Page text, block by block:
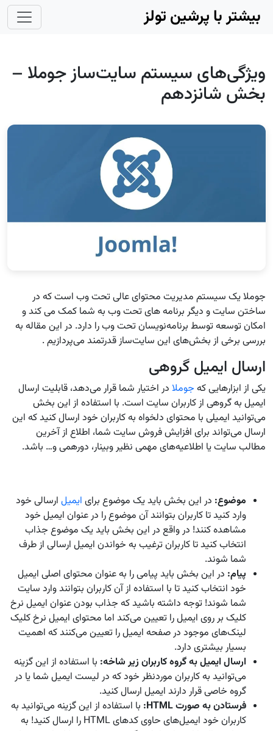
Skip to main content
بیشتر با پرشین تولز
ویژگی‌های سیستم سایت‌ساز جوملا –
بخش شانزدهم
جوملایک سیستم مدیریت محتوای عالی تحت وب است که در
ساختن سایت و دیگر برنامه های تحت وب به شما کمک می کندو
امکان توسعه توسط برنامه‌نویسان تحت وب را دارد. در این مقاله به
بررسی برخی از بخش‌های این سایت‌ساز قدرتمند می‌پردازیم .
ارسال ایمیل گروهی
یکی از ابزارهایی که جوملا در اختیار شما قرار می‌دهد، قابلیت ارسال
ایمیل به گروهی از کاربران سایت است. با استفاده از این بخش
می‌توانید ایمیلی با محتوای دلخواه به کاربران خود ارسال کنید که این
ارسال می‌تواند برای افزایش فروش سایت شما، اطلاع از آخرین
مطالب سایت یا اطلاعیه‌های مهمی نظیر وبینار، دورهمی و… باشد.
موضوع: در این بخش باید یک موضوع برای ایمیل ارسالی خود
وارد کنید تا کاربران بتوانند آن موضوع را در عنوان ایمیل خود
مشاهده کنند! در واقع در این بخش باید یک موضوع جذاب
انتخاب کنید تا کاربران ترغیب به خواندن ایمیل ارسالی از طرف
شما شوند.
پیام: در این بخش باید پیامی را به عنوان محتوای اصلی ایمیل
خود انتخاب کنید تا با استفاده از آن کاربران بتوانند وارد سایت
شما شوند! توجه داشته باشید که جذاب بودن عنوان ایمیل نرخ
کلیک بر روی ایمیل را تعیین می‌کند اما محتوای ایمیل نرخ کلیک
لینک‌های موجود در صفحه ایمیل را تعیین می‌کنند که اهمیت
بسیار بیشتری دارد.
ارسال ایمیل به گروه کاربران زیر شاخه: با استفاده از این گزینه
می‌توانید به کاربران موردنظر خود که در لیست ایمیل شما یا در
گروه خاصی قرار دارند ایمیل ارسال کنید.
فرستادن به صورتHTML
: با استفاده از این گزینه می‌توانید به
کاربران خود ایمیل‌های حاوی کدهای HTML را ارسال کنید! به